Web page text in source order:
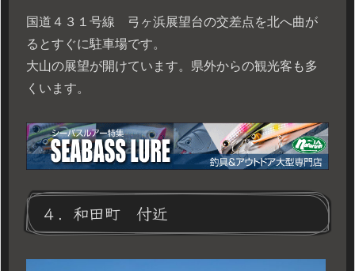
国道４３１号線 弓ヶ浜展望台の交差点を北へ曲が
るとすぐに駐車場です。
大山の展望が開けています。県外からの観光客も多
くいます。
４．和田町 付近